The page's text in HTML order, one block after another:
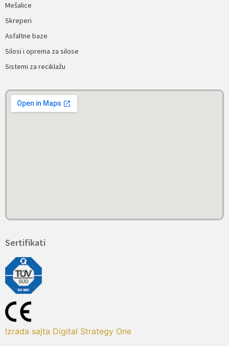
Mešalice
Skreperi
Asfaltne baze
Silosi i oprema za silose
Sistemi za reciklažu
Sertifikati
Izrada sajta Digital Strategy One